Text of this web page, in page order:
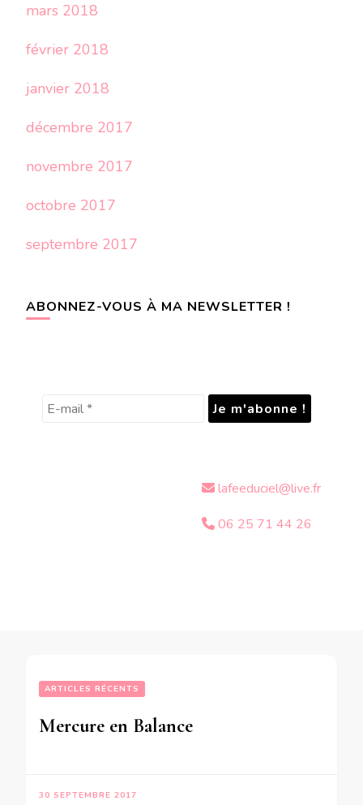
mars 2018
février 2018
janvier 2018
décembre 2017
novembre 2017
octobre 2017
septembre 2017
ABONNEZ-VOUS À MA NEWSLETTER !
lafeeduciel@live.fr
06 25 71 44 26
ARTICLES RÉCENTS
Mercure en Balance
30 SEPTEMBRE 2017